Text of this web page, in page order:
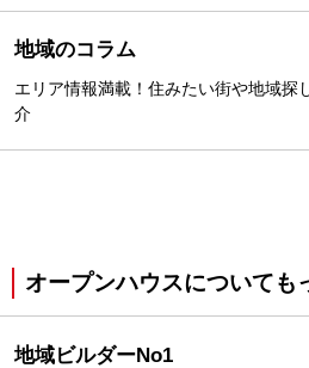
地域のコラム
エリア情報満載！住みたい街や地域探
介
オープンハウスについても
地域ビルダーNo1